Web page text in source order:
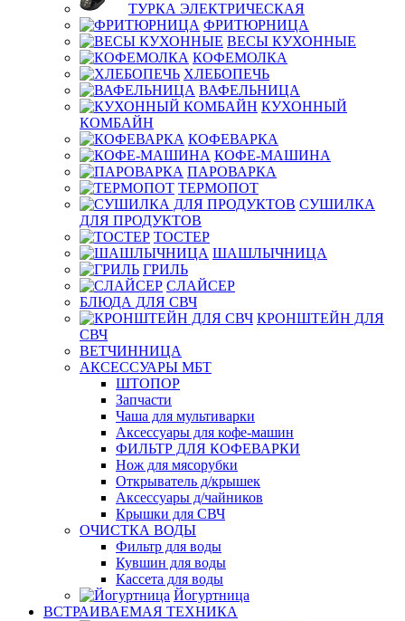
ТУРКА ЭЛЕКТРИЧЕСКАЯ
ФРИТЮРНИЦА
ВЕСЫ КУХОННЫЕ
КОФЕМОЛКА
ХЛЕБОПЕЧЬ
ВАФЕЛЬНИЦА
КУХОННЫЙ
КОМБАЙН
КОФЕВАРКА
КОФЕ-МАШИНА
ПАРОВАРКА
ТЕРМОПОТ
СУШИЛКА
ДЛЯ ПРОДУКТОВ
ТОСТЕР
ШАШЛЫЧНИЦА
ГРИЛЬ
СЛАЙСЕР
БЛЮДА ДЛЯ СВЧ
КРОНШТЕЙН ДЛЯ
СВЧ
ВЕТЧИННИЦА
АКСЕССУАРЫ МБТ
ШТОПОР
Запчасти
Чаша для мультиварки
Аксессуары для кофе-машин
ФИЛЬТР ДЛЯ КОФЕВАРКИ
Нож для мясорубки
Открыватель д/крышек
Аксессуары д/чайников
Крышки для СВЧ
ОЧИСТКА ВОДЫ
Фильтр для воды
Кувшин для воды
Кассета для воды
Йогуртница
ВСТРАИВАЕМАЯ ТЕХНИКА